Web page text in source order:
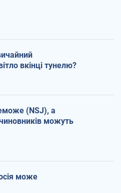
вкінці тунелю?
(NSJ), а
можуть
може